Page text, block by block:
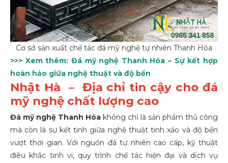
Cơ sở sản xuất chế tác đá mỹ nghệ tự nhiên Thanh Hóa
>>> Xem thêm: Đá mỹ nghệ Thanh Hóa – Sự kết hợp
hoàn hảo giữa nghệ thuật và độ bền
Nhật Hà – Địa chỉ tin cậy cho đá
mỹ nghệ chất lượng cao
Đá mỹ nghệ Thanh Hóa không chỉ là sản phẩm thủ công
mà còn là sự kết tinh giữa nghệ thuật tinh xảo và độ bền
vượt thời gian. Với nguồn đá tự nhiên cao cấp, kỹ thuật
điêu khắc tinh vi, quy trình chế tác hiện đại và dịch vụ